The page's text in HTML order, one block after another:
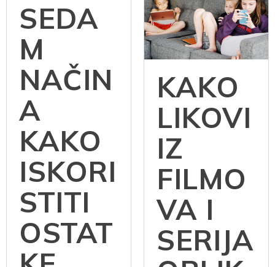
SEDA
M
NAČIN
A
KAKO
ISKORI
STITI
OSTAT
KAKO
LIKOVI
IZ
FILMO
VA I
SERIJA